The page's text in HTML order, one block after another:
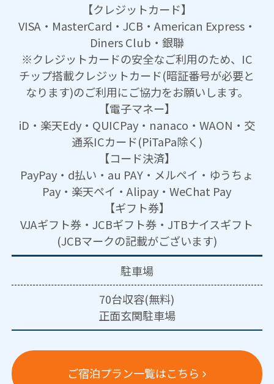
【クレジットカード】
VISA・MasterCard・JCB・American Express・
Diners Club・銀聯
※クレジットカードの安全なご利用のため、IC
チップ搭載クレジットカード(暗証番号が必要と
なります)のご利用にご協力をお願いします。
【電子マネー】
iD・楽天Edy・QUICPay・nanaco・WAON・交
通系ICカード(PiTaPa除く)
【コード決済】
PayPay・d払い・au PAY・メルペイ・ゆうちょ
Pay・楽天ペイ・Alipay・WeChat Pay
【ギフト券】
VJAギフト券・JCBギフト券・JTBナイスギフト
(JCBマークの記載がございます)
駐車場
70台収容(無料)
正面玄関駐車場
ご宿泊プラン一覧はこちら